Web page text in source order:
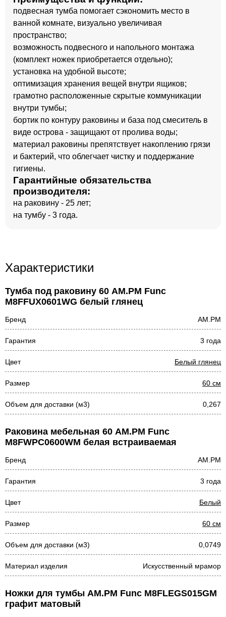
подвесная тумба помогает сэкономить место в
ванной комнате, визуально увеличивая
пространство;
возможность подвесного и напольного монтажа
(комплект ножек приобретается отдельно);
установка на удобной высоте;
оптимизация хранения вещей внутри ящиков;
грамотно расположенные скрытые коммуникации
внутри тумбы;
бортик по контуру раковины и база под смеситель в
виде острова - защищают от пролива воды;
материал раковины препятствует накоплению грязи
и бактерий, что облегчает чистку и поддержание
гигиены.
Гарантийные обязательства
производителя:
на раковину - 25 лет;
на тумбу - 3 года.
Характеристики
Тумба под раковину 60 AM.PM Func
M8FFUX0601WG белый глянец
Бренд AM.PM
Гарантия 3 года
Цвет Белый глянец
Размер 60 см
Объем для доставки (м3) 0,267
Раковина мебельная 60 AM.PM Func
M8FWPC0600WM белая встраиваемая
Бренд AM.PM
Гарантия 3 года
Цвет Белый
Размер 60 см
Объем для доставки (м3) 0,0749
Материал изделия Искусственный мрамор
Ножки для тумбы AM.PM Func M8FLEGS015GM
графит матовый